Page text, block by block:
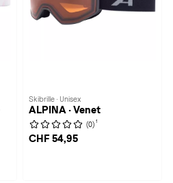
Skibrille · Unisex
ALPINA · Venet
(0) 1
CHF 54,95